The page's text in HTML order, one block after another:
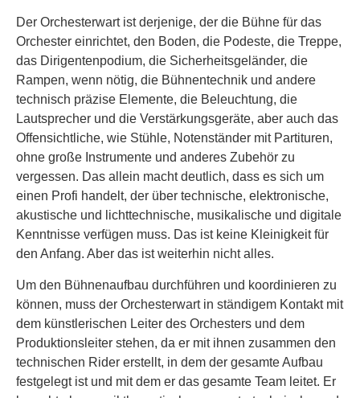
Der Orchesterwart ist derjenige, der die Bühne für das
Orchester einrichtet, den Boden, die Podeste, die Treppe,
das Dirigentenpodium, die Sicherheitsgeländer, die
Rampen, wenn nötig, die Bühnentechnik und andere
technisch präzise Elemente, die Beleuchtung, die
Lautsprecher und die Verstärkungsgeräte, aber auch das
Offensichtliche, wie Stühle, Notenständer mit Partituren,
ohne große Instrumente und anderes Zubehör zu
vergessen. Das allein macht deutlich, dass es sich um
einen Profi handelt, der über technische, elektronische,
akustische und lichttechnische, musikalische und digitale
Kenntnisse verfügen muss. Das ist keine Kleinigkeit für
den Anfang. Aber das ist weiterhin nicht alles.
Um den Bühnenaufbau durchführen und koordinieren zu
können, muss der Orchesterwart in ständigem Kontakt mit
dem künstlerischen Leiter des Orchesters und dem
Produktionsleiter stehen, da er mit ihnen zusammen den
technischen Rider erstellt, in dem der gesamte Aufbau
festgelegt ist und mit dem er das gesamte Team leitet. Er